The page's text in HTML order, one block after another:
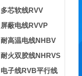
多芯软线RVV
屏蔽电线RVVP
耐高温电线NHBV
耐火双胶线NHRVS
电子线RVB平行线